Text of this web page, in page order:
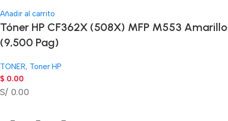
Añadir al carrito
Tóner HP CF362X (508X) MFP M553 Amarillo
(9,500 Pag)
TONER, Toner HP
$ 0.00
S/ 0.00